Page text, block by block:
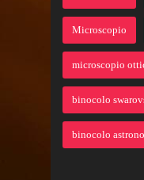
Microscopio
microscopio
binocolo
binocolo